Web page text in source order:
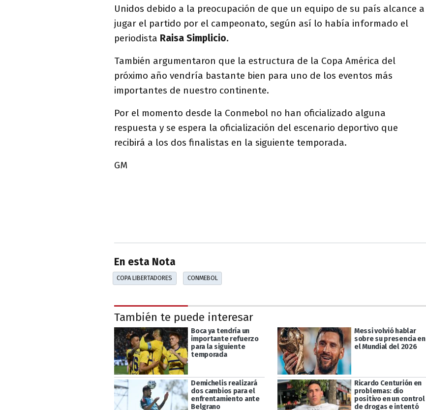
Unidos debido a la preocupación de que un equipo de su país alcance a
jugar el partido por el campeonato, según así lo había informado el
periodista Raisa Simplicio.
También argumentaron que la estructura de la Copa América del
próximo año vendría bastante bien para uno de los eventos más
importantes de nuestro continente.
Por el momento desde la Conmebol no han oficializado alguna
respuesta y se espera la oficialización del escenario deportivo que
recibirá a los dos finalistas en la siguiente temporada.
GM
En esta Nota
COPA LIBERTADORES CONMEBOL
También te puede interesar
Boca ya tendría un
importante refuerzo
para la siguiente
temporada
Messi volvió hablar
sobre su presencia en
el Mundial del 2026
Demichelis realizará
dos cambios para el
enfrentamiento ante
Belgrano
Ricardo Centurión en
problemas: dio
positivo en un control
de drogas e intentó